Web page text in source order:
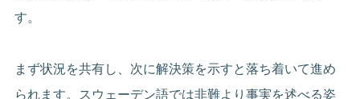
す。
まず状況を共有し、次に解決策を示すと落ち着いて進め
られます。スウェーデン語では非難より事実を述べる姿